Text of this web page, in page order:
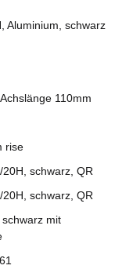
Aluminium, schwarz
110mm
rise
schwarz, QR
schwarz, QR
mit